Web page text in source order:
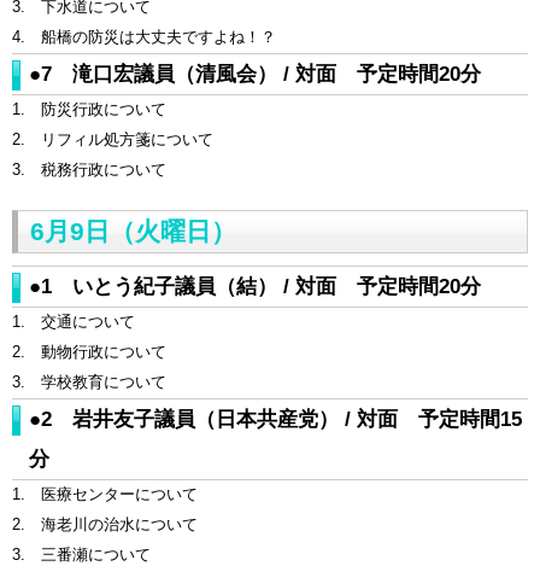
3. 下水道について
4. 船橋の防災は大丈夫ですよね！？
●7 滝口宏議員（清風会） / 対面 予定時間20分
1. 防災行政について
2. リフィル処方箋について
3. 税務行政について
6月9日（火曜日）
●1 いとう紀子議員（結） / 対面 予定時間20分
1. 交通について
2. 動物行政について
3. 学校教育について
●2 岩井友子議員（日本共産党） / 対面 予定時間15
分
1. 医療センターについて
2. 海老川の治水について
3. 三番瀬について